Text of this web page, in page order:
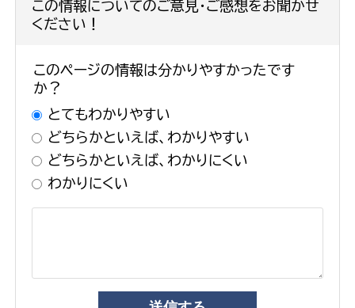
この情報についてのご意見・ご感想をお聞かせ
ください！
このページの情報は分かりやすかったです
か？
とてもわかりやすい
どちらかといえば、わかりやすい
どちらかといえば、わかりにくい
わかりにくい